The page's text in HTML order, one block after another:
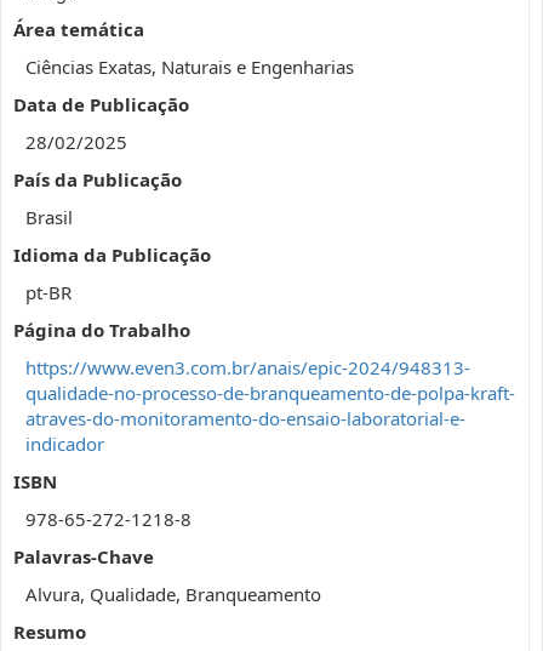
Área temática
Ciências Exatas, Naturais e Engenharias
Data de Publicação
28/02/2025
País da Publicação
Brasil
Idioma da Publicação
pt-BR
Página do Trabalho
https://www.even3.com.br/anais/epic-2024/948313-
qualidade-no-processo-de-branqueamento-de-polpa-kraft-
atraves-do-monitoramento-do-ensaio-laboratorial-e-
indicador
ISBN
978-65-272-1218-8
Palavras-Chave
Alvura, Qualidade, Branqueamento
Resumo